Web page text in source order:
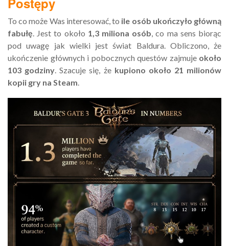
To co może Was interesować, to ile osób ukończyło główną
fabułę . Jest to około 1,3 miliona osób , co ma sens biorąc
pod uwagę jak wielki jest świat Baldura. Obliczono, że
ukończenie głównych i pobocznych questów zajmuje około
103 godziny . Szacuje się, że kupiono około 21 milionów
kopii gry na Steam